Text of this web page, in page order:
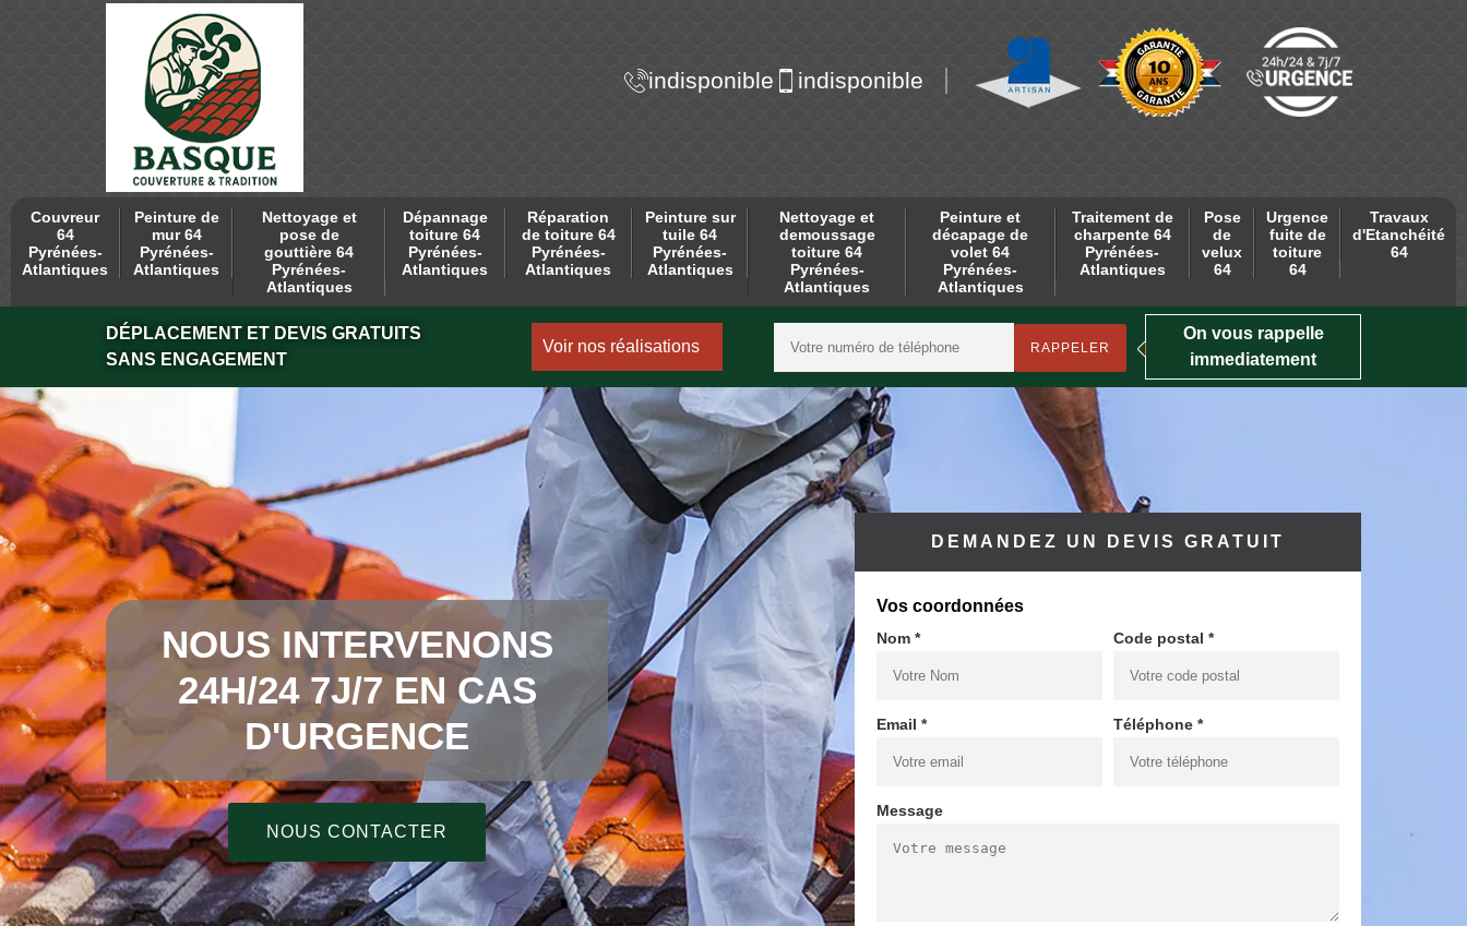
indisponible indisponible
Couvreur
64
Pyrénées-
Atlantiques
Peinture de
mur 64
Pyrénées-
Atlantiques
Nettoyage et
pose de
gouttière 64
Pyrénées-
Atlantiques
Dépannage
toiture 64
Pyrénées-
Atlantiques
Réparation
de toiture 64
Pyrénées-
Atlantiques
Peinture sur
tuile 64
Pyrénées-
Atlantiques
Nettoyage et
demoussage
toiture 64
Pyrénées-
Atlantiques
Peinture et
décapage de
volet 64
Pyrénées-
Atlantiques
Traitement de
charpente 64
Pyrénées-
Atlantiques
Pose
de
velux
64
Urgence
fuite de
toiture
64
Travaux
d'Etanchéité
64
DÉPLACEMENT ET DEVIS GRATUITS
SANS ENGAGEMENT
Voir nos réalisations
On vous rappelle
immediatement
NOUS INTERVENONS
24H/24 7J/7 EN CAS
D'URGENCE
NOUS CONTACTER
DEMANDEZ UN DEVIS GRATUIT
Vos coordonnées
Nom * Code postal *
Email * Téléphone *
Message